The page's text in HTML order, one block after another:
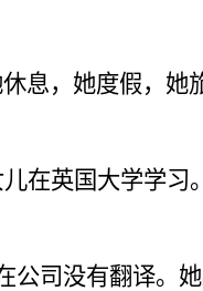
息，她度假，她
在英国大学学习。
司没有翻译。